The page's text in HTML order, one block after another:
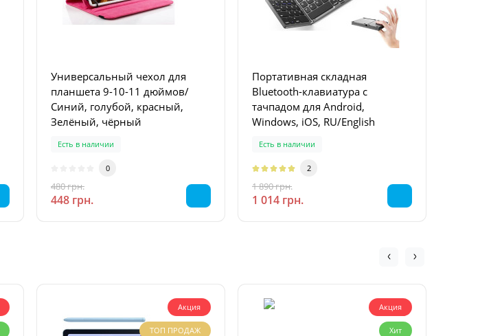
Универсальный чехол для
планшета 9-10-11 дюймов/
Синий, голубой, красный,
Зелёный, чёрный
Есть в наличии
0
480 грн.
448 грн.
Портативная складная
Bluetooth-клавиатура с
тачпадом для Android,
Windows, iOS, RU/English
Есть в наличии
2
1 890 грн.
1 014 грн.
Акция
ТОП ПРОДАЖ
Акция
Хит